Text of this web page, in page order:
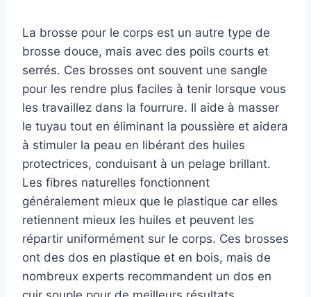
La brosse pour le corps est un autre type de
brosse douce, mais avec des poils courts et
serrés. Ces brosses ont souvent une sangle
pour les rendre plus faciles à tenir lorsque vous
les travaillez dans la fourrure. Il aide à masser
le tuyau tout en éliminant la poussière et aidera
à stimuler la peau en libérant des huiles
protectrices, conduisant à un pelage brillant.
Les fibres naturelles fonctionnent
généralement mieux que le plastique car elles
retiennent mieux les huiles et peuvent les
répartir uniformément sur le corps. Ces brosses
ont des dos en plastique et en bois, mais de
nombreux experts recommandent un dos en